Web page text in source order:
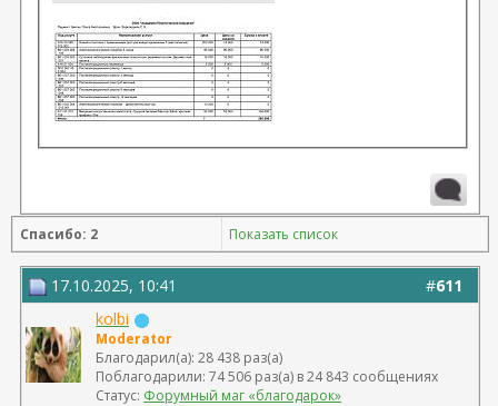
Спасибо: 2 Показать список
#611
17.10.2025, 10:41
kolbi
Moderator
Благодарил(а): 28 438 раз(а)
Поблагодарили: 74 506 раз(а) в 24 843 сообщениях
Статус: Форумный маг «благодарок»